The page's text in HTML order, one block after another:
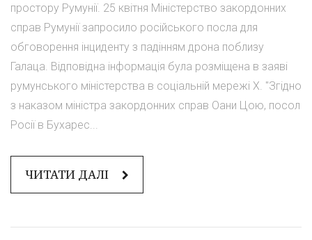
простору Румунії. 25 квітня Міністерство закордонних
справ Румунії запросило російського посла для
обговорення інциденту з падінням дрона поблизу
Галаца. Відповідна інформація була розміщена в заяві
румунського міністерства в соціальній мережі X. "Згідно
з наказом міністра закордонних справ Оани Цою, посол
Росії в Бухарес...
ЧИТАТИ ДАЛІ